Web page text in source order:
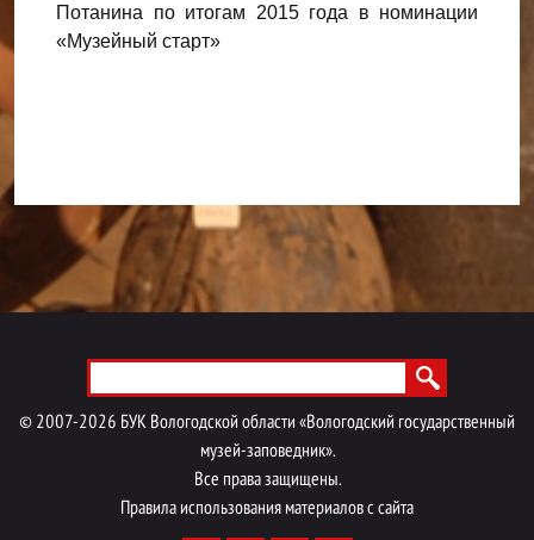
Потанина по итогам 2015 года в номинации
«Музейный старт»
Menu footer
© 2007-2026 БУК Вологодской области «Вологодский государственный
музей-заповедник».
Все права защищены.
Правила использования материалов с сайта